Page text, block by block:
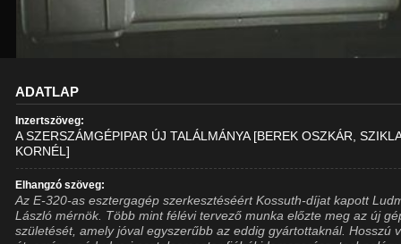
ADATLAP
Inzertszöveg:
A SZERSZÁMGÉPIPAR ÚJ TALÁLMÁNYA [BEREK OSZKÁR,
KORNÉL]
Elhangzó szöveg:
Az E-320-as esztergagép szerkesztéséért Kossuth-díjat kapott
László mérnök. Több mint félévi tervező munka előzte meg az új
születését, amely jóval egyszerűbb az eddig gyártottaknál. Hosszú